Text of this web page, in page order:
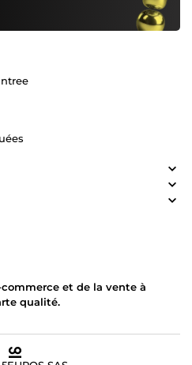
et de la vente à
qualité.